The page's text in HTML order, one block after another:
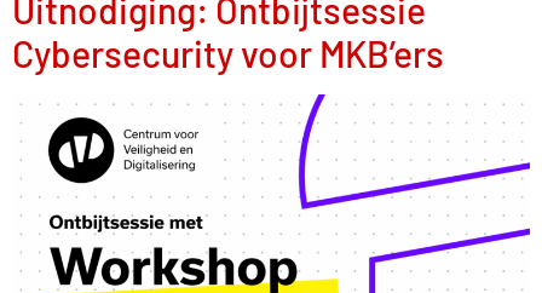
Uitnodiging: Ontbijtsessie
Cybersecurity voor MKB’ers